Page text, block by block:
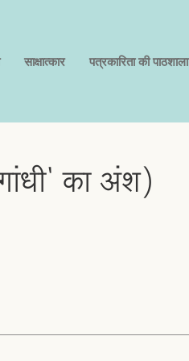
साक्षात्कार पत्रकारिता की पाठशाला
गांधी' का अंश)